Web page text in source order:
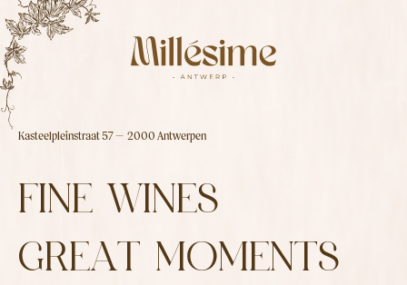
Kasteelpleinstraat 57 — 2000 Antwerpen
FINE WINES
GREAT MOMENTS